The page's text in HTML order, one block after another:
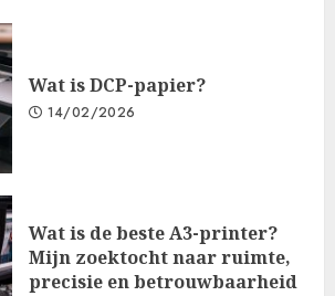
Wat is DCP-papier?
14/02/2026
Wat is de beste A3-printer?
Mijn zoektocht naar ruimte,
precisie en betrouwbaarheid